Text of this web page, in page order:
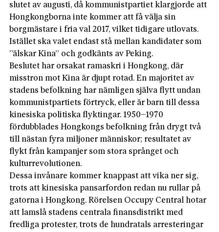
slutet av augusti, då kommunistpartiet klargjorde att
Hongkongborna inte kommer att få välja sin
borgmästare i fria val 2017, vilket tidigare utlovats.
Istället ska valet endast stå mellan kandidater som
”älskar Kina” och godkänts av Peking.
Beslutet har orsakat ramaskri i Hongkong, där
misstron mot Kina är djupt rotad. En majoritet av
stadens befolkning har nämligen själva flytt undan
kommunistpartiets förtryck, eller är barn till dessa
kinesiska politiska flyktingar. 1950–1970
fördubblades Hongkongs befolkning från drygt två
till nästan fyra miljoner människor; resultatet av
flykt från kampanjer som stora språnget och
kulturrevolutionen.
Dessa invånare kommer knappast att vika ner sig,
trots att kinesiska pansarfordon redan nu rullar på
gatorna i Hongkong. Rörelsen Occupy Central hotar
att lamslå stadens centrala finansdistrikt med
fredliga protester, trots de hundratals arresteringar